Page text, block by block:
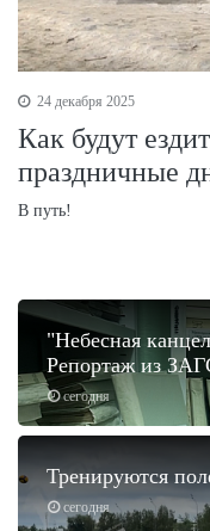
24 декабря 2025
Как будут
праздничные
В путь!
сегодня
"Небесная
Репортаж из
сегодня
Тренируются